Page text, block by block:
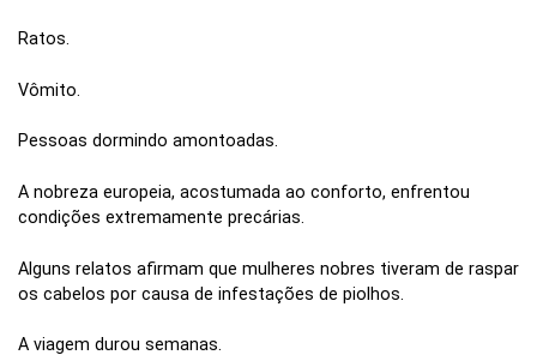
Ratos.
Vômito.
Pessoas dormindo amontoadas.
A nobreza europeia, acostumada ao conforto, enfrentou
condições extremamente precárias.
Alguns relatos afirmam que mulheres nobres tiveram de raspar
os cabelos por causa de infestações de piolhos.
A viagem durou semanas.